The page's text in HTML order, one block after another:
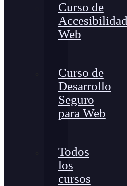
Curso de
Accesibilidad
Web
Curso de
Desarrollo
Seguro
para Web
Todos
los
cursos